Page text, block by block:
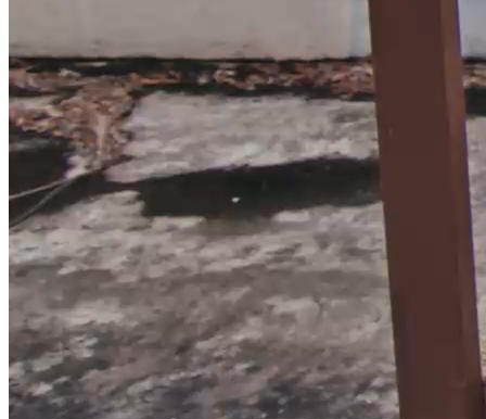
₪200
סוג:
מוסד לימודים: